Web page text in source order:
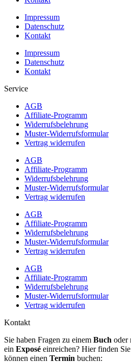
Impressum
Datenschutz
Kontakt
Impressum
Datenschutz
Kontakt
Service
AGB
Affiliate-Programm
Widerrufsbelehrung
Muster-Widerrufsformular
Vertrag widerrufen
AGB
Affiliate-Programm
Widerrufsbelehrung
Muster-Widerrufsformular
Vertrag widerrufen
AGB
Affiliate-Programm
Widerrufsbelehrung
Muster-Widerrufsformular
Vertrag widerrufen
AGB
Affiliate-Programm
Widerrufsbelehrung
Muster-Widerrufsformular
Vertrag widerrufen
Kontakt
Sie haben Fragen zu einem Buch oder
ein Exposé einreichen? Hier finden
können einen Termin buchen: